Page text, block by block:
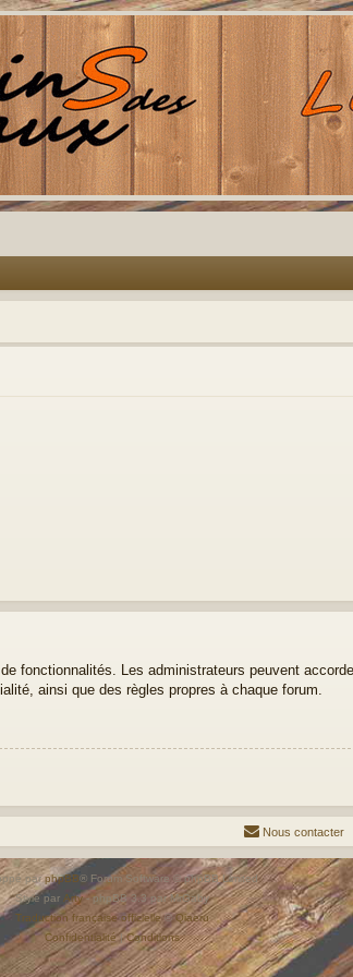
fonctionnalités. Les administrateurs peuvent
ainsi que des règles propres à chaque forum.
Nous contacter
parphpBB® Forum Software © phpBB Limited
Style par Arty- phpBB 3.3 par MrGaby
Traduction française officielle©Qiaeru
Confidentialité|Conditions